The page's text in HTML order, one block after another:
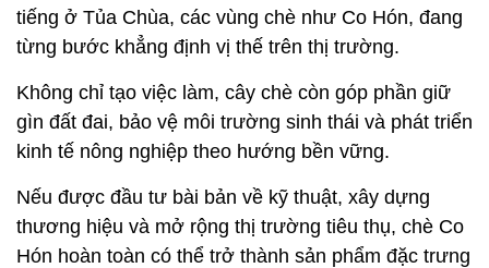
tiếng ở Tủa Chùa, các vùng chè như Co Hón, đang
từng bước khẳng định vị thế trên thị trường.
Không chỉ tạo việc làm, cây chè còn góp phần giữ
gìn đất đai, bảo vệ môi trường sinh thái và phát triển
kinh tế nông nghiệp theo hướng bền vững.
Nếu được đầu tư bài bản về kỹ thuật, xây dựng
thương hiệu và mở rộng thị trường tiêu thụ, chè Co
Hón hoàn toàn có thể trở thành sản phẩm đặc trưng